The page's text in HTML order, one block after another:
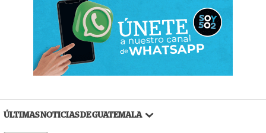
ÚLTIMAS NOTICIAS DE GUATEMALA